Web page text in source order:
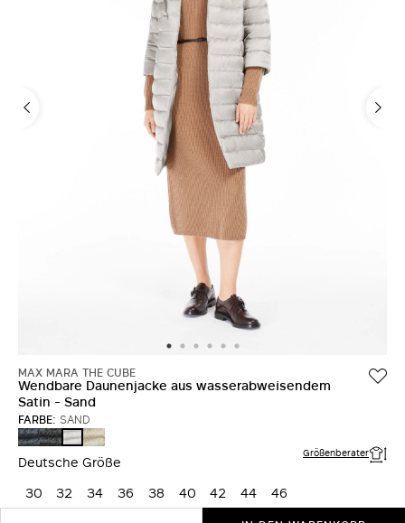
MAX MARA THE CUBE
Wendbare Daunenjacke aus wasserabweisendem
Satin - Sand
FARBE: SAND
NACHTBLAU
SCHWARZ
SANDLICHT
Deutsche Größe Größenberater
30 32 34 36 38 40 42 44
46